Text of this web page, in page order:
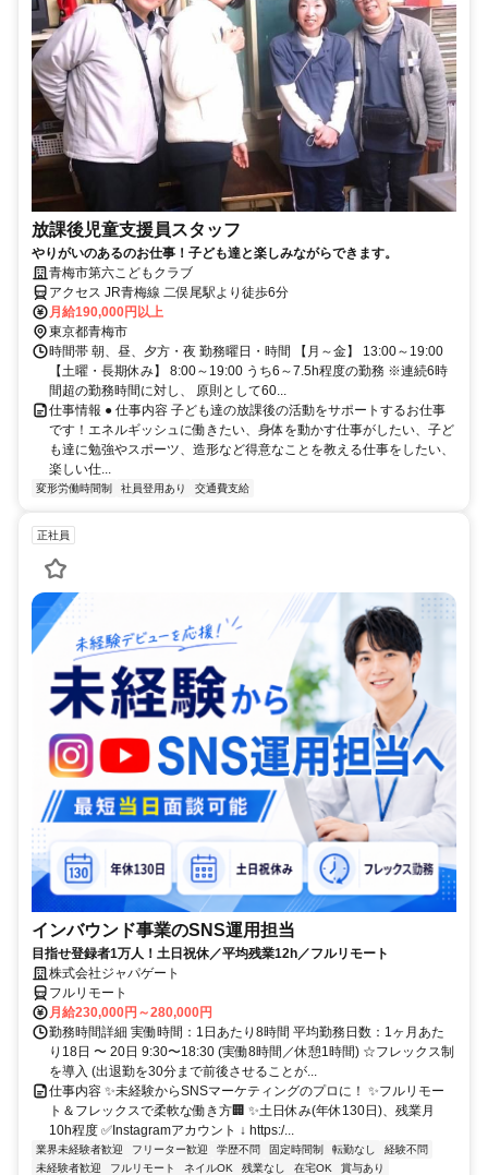
放課後児童支援員スタッフ
やりがいのあるのお仕事！子ども達と楽しみながらできます。
青梅市第六こどもクラブ
アクセス JR青梅線 二俣尾駅より徒歩6分
月給190,000円以上
東京都青梅市
時間帯 朝、昼、夕方・夜 勤務曜日・時間 【月～金】 13:00～19:00
【土曜・長期休み】 8:00～19:00 うち6～7.5h程度の勤務 ※連続6時
間超の勤務時間に対し、 原則として60...
仕事情報 ● 仕事内容 子ども達の放課後の活動をサポートするお仕事
です！エネルギッシュに働きたい、身体を動かす仕事がしたい、子ど
も達に勉強やスポーツ、造形など得意なことを教える仕事をしたい、
楽しい仕...
変形労働時間制 社員登用あり 交通費支給
正社員
インバウンド事業のSNS運用担当
目指せ登録者1万人！土日祝休／平均残業12h／フルリモート
株式会社ジャパゲート
フルリモート
月給230,000円～280,000円
勤務時間詳細 実働時間：1日あたり8時間 平均勤務日数：1ヶ月あた
り18日 〜 20日 9:30〜18:30 (実働8時間／休憩1時間) ☆フレックス制
を導入 (出退勤を30分まで前後させることが...
仕事内容 ✨未経験からSNSマーケティングのプロに！ ✨フルリモー
ト＆フレックスで柔軟な働き方🏢 ✨土日休み(年休130日)、残業月
10h程度 ✅Instagramアカウント ↓ https:/...
業界未経験者歓迎 フリーター歓迎 学歴不問 固定時間制 転勤なし
経験不問
未経験者歓迎
フルリモート ネイルOK 残業なし 在宅OK
賞与あり